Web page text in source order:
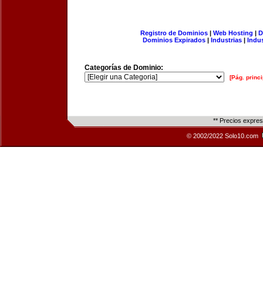
Registro de Dominios| Web Hosting |
Dominios Expirados | Industrias |
Categorías de Dominio:
[Pág.
** Precios
© 2002/2022 Solo10.com